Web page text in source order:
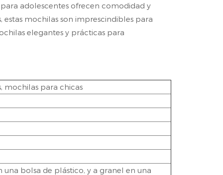
adolescentes ofrecen comodidad y
estas mochilas son imprescindibles para
elegantes y prácticas para
mochilas para chicas
bolsa de plástico, y a granel en una